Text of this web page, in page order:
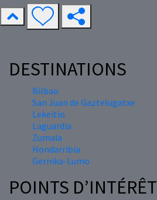
DESTINATIONS
Bilbao
San Juan de Gaztelugatxe
Lekeitio
Laguardia
Zumaia
Hondarribia
Gernika-Lumo
POINTS D’INTÉRÊT